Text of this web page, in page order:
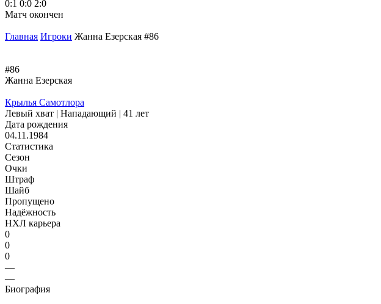
0:1 0:0 2:0
Матч окончен
Главная Игроки Жанна Езерская #86
#86
Жанна Езерская
Крылья Самотлора
Левый хват | Нападающий | 41 лет
Дата рождения
04.11.1984
Статистика
Сезон
Очки
Штраф
Шайб
Пропущено
Надёжность
НХЛ карьера
0
0
0
—
—
Биография